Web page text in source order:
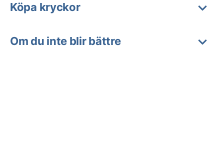
Köpa kryckor
Om du inte blir bättre